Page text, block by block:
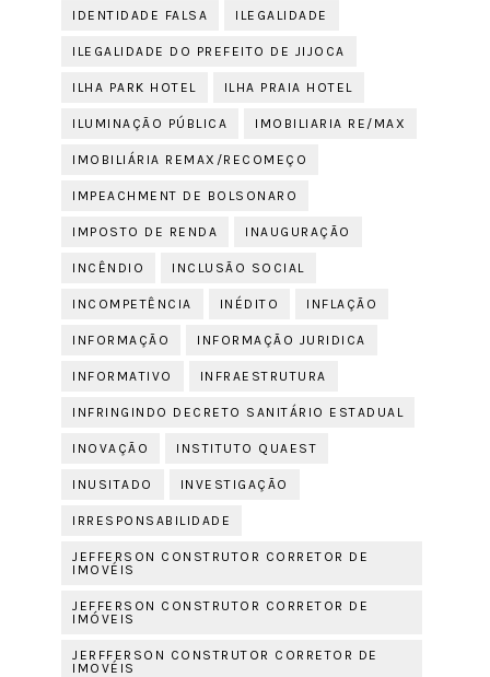
IDENTIDADE FALSA ILEGALIDADE
ILEGALIDADE DO PREFEITO DE JIJOCA
ILHA PARK HOTEL ILHA PRAIA HOTEL
ILUMINAÇÃO PÚBLICA IMOBILIARIA RE/MAX
IMOBILIÁRIA REMAX/RECOMEÇO
IMPEACHMENT DE BOLSONARO
IMPOSTO DE RENDA INAUGURAÇÃO
INCÊNDIO INCLUSÃO SOCIAL
INCOMPETÊNCIA INÉDITO INFLAÇÃO
INFORMAÇÃO INFORMAÇÃO JURIDICA
INFORMATIVO INFRAESTRUTURA
INFRINGINDO DECRETO SANITÁRIO ESTADUAL
INOVAÇÃO INSTITUTO QUAEST
INUSITADO INVESTIGAÇÃO
IRRESPONSABILIDADE
JEFFERSON CONSTRUTOR CORRETOR DE
IMOVÉIS
JEFFERSON CONSTRUTOR CORRETOR DE
IMÓVEIS
JERFFERSON CONSTRUTOR CORRETOR DE
IMOVÉIS